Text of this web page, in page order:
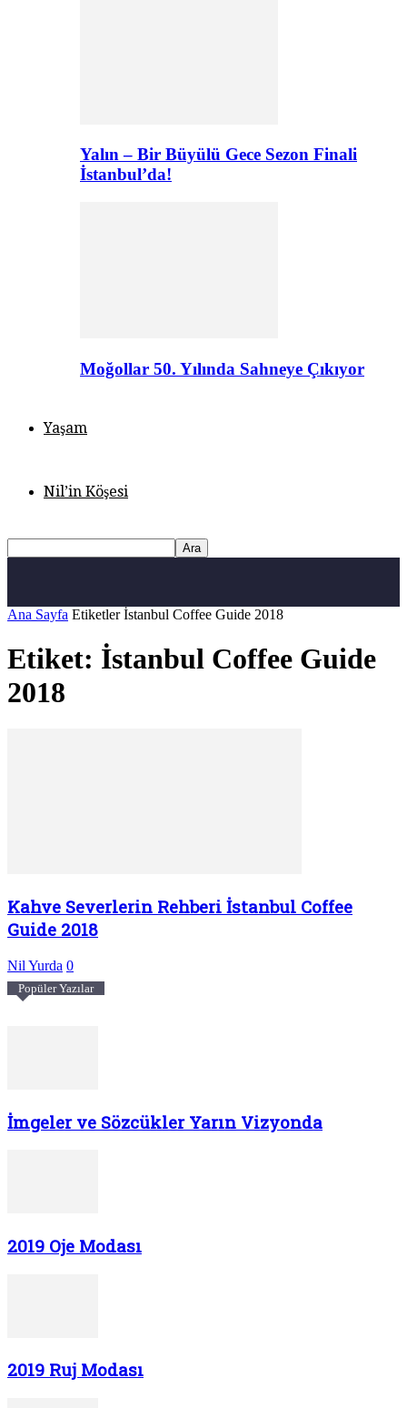
Yalın – Bir Büyülü Gece Sezon Finali
İstanbul’da!
Moğollar 50. Yılında Sahneye Çıkıyor
Yaşam
Nil’in Köşesi
Ana Sayfa Etiketler İstanbul Coffee Guide 2018
Etiket: İstanbul Coffee Guide
2018
Kahve Severlerin Rehberi İstanbul Coffee
Guide 2018
Nil Yurda 0
Popüler Yazılar
İmgeler ve Sözcükler Yarın Vizyonda
2019 Oje Modası
2019 Ruj Modası